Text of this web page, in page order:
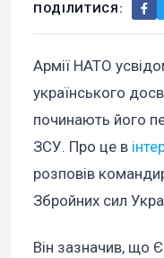
ПОДІЛИТИСЯ:
Армії НАТО
українського
починають його
ЗСУ. Про це в
розповів
Збройних сил
Він зазначив, що